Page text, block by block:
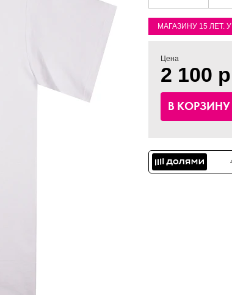
МАГАЗИНУ 15 ЛЕТ.
Цена
2 100
В КОРЗИНУ